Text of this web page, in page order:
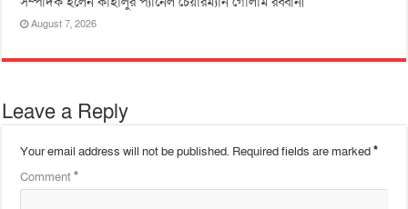
August 7, 2026
Leave a Reply
Your email address will not be published. Required fields are marked*
Comment*